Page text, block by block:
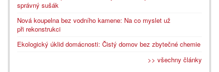
správný sušák
Nová koupelna bez vodního kamene: Na co myslet už
při rekonstrukci
Ekologický úklid domácnosti: Čistý domov bez zbytečné chemie
>> všechny články